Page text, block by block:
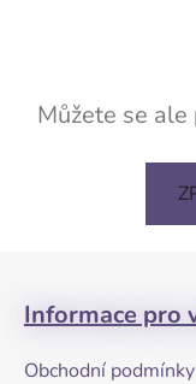
Můžete se
Informace pro
Obchodní podmínky